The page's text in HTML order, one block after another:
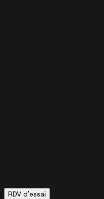
RDV d'essai